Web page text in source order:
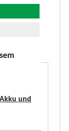
und